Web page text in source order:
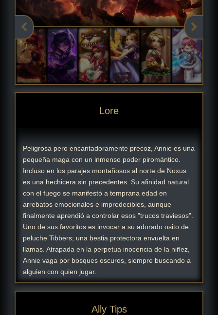
Lore
Peligrosa pero encantadoramente precoz, Annie es una
pequeña maga con un inmenso poder piromántico.
Incluso en los parajes montañosos al norte de Noxus
es una hechicera sin precedentes. Su afinidad natural
con el fuego se manifestó a temprana edad en
arrebatos emocionales e impredecibles, aunque
finalmente aprendió a controlar esos "trucos traviesos".
Uno de sus favoritos es invocar a su adorado osito de
peluche Tibbers; una bestia protectora envuelta en
llamas. Atrapada en la perpetua inocencia de la niñez,
Annie vaga por bosques oscuros, siempre buscando a
alguien con quien jugar.
Ally Tips